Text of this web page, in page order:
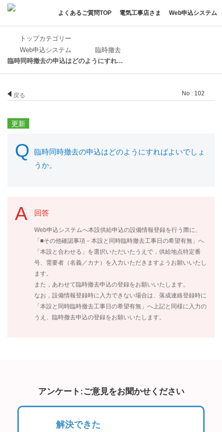
よくあるご質問TOP 電気工事店さま Web申込システム
トップカテゴリー
Web申込システム
臨時撤去
臨時同時撤去の申込はどのようにすれ...
戻る No : 102
臨時同時撤去の申込はどのようにすればよいでしょ
うか。
回答
Web申込システムへ本設供給申込の設備情報登録を行う際に、
「■その他確認事項－本設と同時臨時撤去工事日の希望有無」へ
「本設と合わせる」を選択いただいたうえで，供給地点特定番
号、需要者（名義／カナ）を入力いただきますようお願いいたし
ます。
また，あわせて臨時撤去申込の登録をお願いいたします。
なお，設備情報登録時に入力できない場合は、落成連絡登録時に
「本設と同時臨時撤去工事日の希望有無」へ上記と同様に入力の
うえ、臨時撤去申込の登録をお願いいたします。
アンケート:ご意見をお聞かせください
解決できた